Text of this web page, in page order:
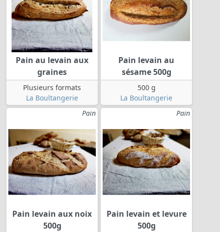
Pain au levain aux
graines
Plusieurs formats
La Boultangerie
Pain levain au
sésame 500g
500 g
La Boultangerie
Pain
Pain levain aux noix
500g
Pain
Pain levain et levure
500g